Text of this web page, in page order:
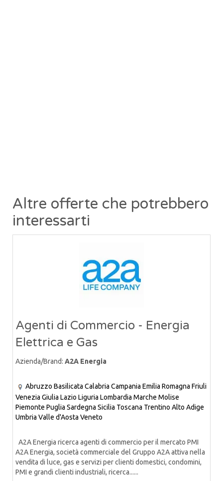
Altre offerte che potrebbero
interessarti
Agenti di Commercio - Energia
Elettrica e Gas
Azienda/Brand: A2A Energia
Abruzzo Basilicata Calabria Campania Emilia Romagna Friuli
Venezia Giulia Lazio Liguria Lombardia Marche Molise
Piemonte Puglia Sardegna Sicilia Toscana Trentino Alto Adige
Umbria Valle d'Aosta Veneto
A2A Energia ricerca agenti di commercio per il mercato PMI
A2A Energia, società commerciale del Gruppo A2A attiva nella
vendita di luce, gas e servizi per clienti domestici, condomini,
PMI e grandi clienti industriali, ricerca......